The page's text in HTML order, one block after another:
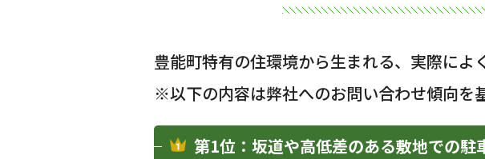
豊能町特有の住環境から生まれる、実際に
※以下の内容は弊社へのお問い合わせ傾向を
第1位：坂道や高低差のある敷地での駐